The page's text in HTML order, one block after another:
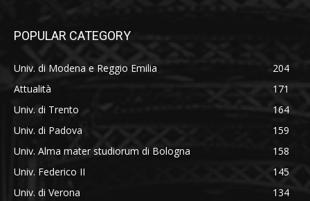
POPULAR CATEGORY
Univ. di Modena e Reggio Emilia
204
Attualità
171
Univ. di Trento
164
Univ. di Padova
159
Univ. Alma mater studiorum di Bologna
158
Univ. Federico II
145
Univ. di Verona
134